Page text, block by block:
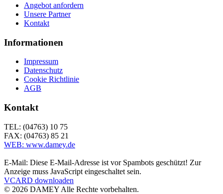
Angebot anfordern
Unsere Partner
Kontakt
Informationen
Impressum
Datenschutz
Cookie Richtlinie
AGB
Kontakt
TEL: (04763) 10 75
FAX: (04763) 85 21
WEB: www.damey.de
E-Mail: Diese E-Mail-Adresse ist vor Spambots geschützt! Zur
Anzeige muss JavaScript eingeschaltet sein.
VCARD downloaden
© 2026 DAMEY Alle Rechte vorbehalten.